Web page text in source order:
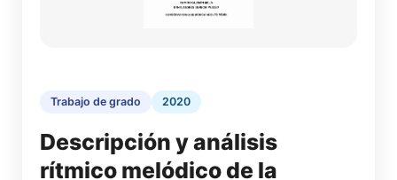
Trabajo de grado 2020
Descripción y análisis
rítmico melódico de la